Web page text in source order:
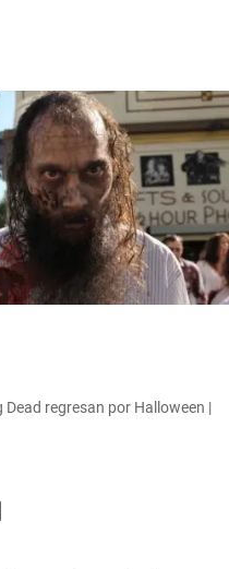
regresan por Halloween |